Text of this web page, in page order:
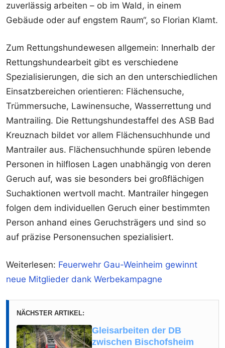
zuverlässig arbeiten – ob im Wald, in einem
Gebäude oder auf engstem Raum“, so Florian Klamt.
Zum Rettungshundewesen allgemein: Innerhalb der
Rettungshundearbeit gibt es verschiedene
Spezialisierungen, die sich an den unterschiedlichen
Einsatzbereichen orientieren: Flächensuche,
Trümmersuche, Lawinensuche, Wasserrettung und
Mantrailing. Die Rettungshundestaffel des ASB Bad
Kreuznach bildet vor allem Flächensuchhunde und
Mantrailer aus. Flächensuchhunde spüren lebende
Personen in hilflosen Lagen unabhängig von deren
Geruch auf, was sie besonders bei großflächigen
Suchaktionen wertvoll macht. Mantrailer hingegen
folgen dem individuellen Geruch einer bestimmten
Person anhand eines Geruchsträgers und sind so
auf präzise Personensuchen spezialisiert.
Weiterlesen: Feuerwehr Gau-Weinheim gewinnt
neue Mitglieder dank Werbekampagne
NÄCHSTER ARTIKEL:
Gleisarbeiten der DB
zwischen Bischofsheim